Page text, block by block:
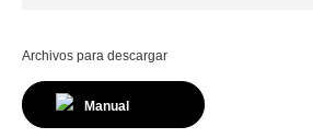
Archivos para descargar
Manual